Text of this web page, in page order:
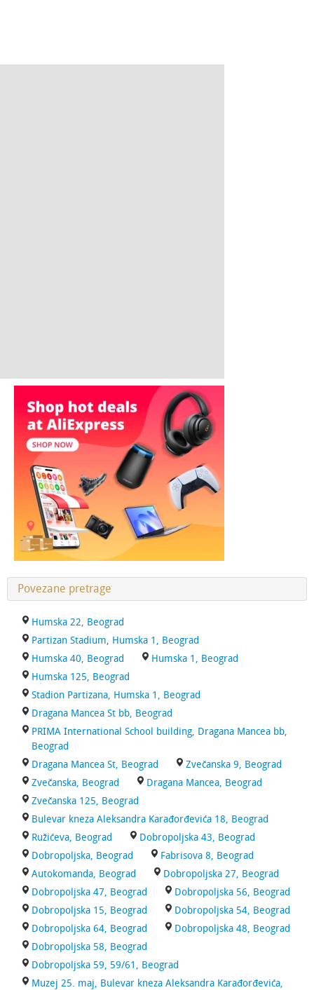
Povezane pretrage
Humska 22, Beograd
Partizan Stadium, Humska 1, Beograd
Humska 40, Beograd
Humska 1, Beograd
Humska 125, Beograd
Stadion Partizana, Humska 1, Beograd
Dragana Mancea St bb, Beograd
PRIMA International School building, Dragana Mancea bb,
Beograd
Dragana Mancea St, Beograd
Zvečanska 9, Beograd
Zvečanska, Beograd
Dragana Mancea, Beograd
Zvečanska 125, Beograd
Bulevar kneza Aleksandra Karađorđevića 18, Beograd
Ružićeva, Beograd
Dobropoljska 43, Beograd
Dobropoljska, Beograd
Fabrisova 8, Beograd
Autokomanda, Beograd
Dobropoljska 27, Beograd
Dobropoljska 47, Beograd
Dobropoljska 56, Beograd
Dobropoljska 15, Beograd
Dobropoljska 54, Beograd
Dobropoljska 64, Beograd
Dobropoljska 48, Beograd
Dobropoljska 58, Beograd
Dobropoljska 59, 59/61, Beograd
Muzej 25. maj, Bulevar kneza Aleksandra Karađorđevića,